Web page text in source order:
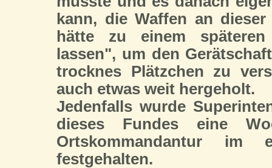
kann, die Waffen an
hätte zu einem
lassen", um den
trocknes Plätzchen zu
auch etwas weit hergeholt.
Jedenfalls wurde
dieses Fundes eine
Ortskommandantur im
festgehalten.